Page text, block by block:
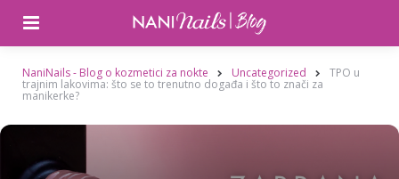
NaniNails - Blog o kozmetici za nokte Uncategorized TPO u
trajnim lakovima: što se to trenutno događa i što to znači za
manikerke?